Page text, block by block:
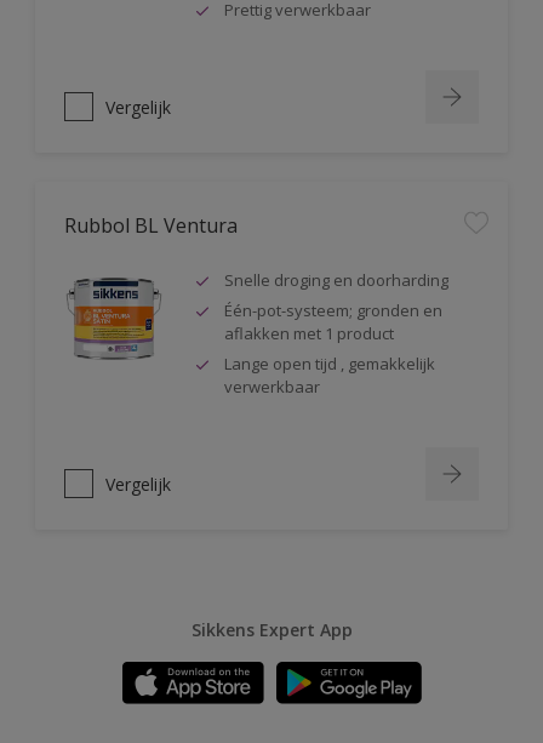
Prettig verwerkbaar
Vergelijk
Rubbol BL Ventura
Snelle droging en doorharding
Één-pot-systeem; gronden en
aflakken met 1 product
Lange open tijd , gemakkelijk
verwerkbaar
Vergelijk
Sikkens Expert App